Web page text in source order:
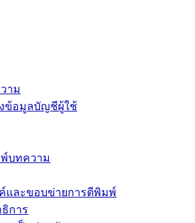
าม
ข้อมูลบัญชีผู้ใช้
บทความ
และขอบข่ายการตีพิมพ์
การ